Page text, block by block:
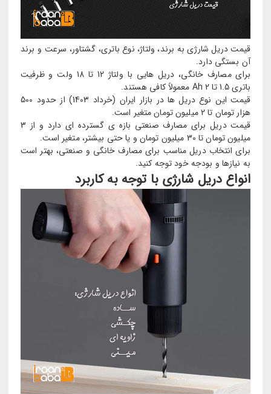
قیمت دریل شارژی به برند، ولتاژ، نوع باتری، گشتاور، سرعت و برند
آن بستگی دارد.
برای مصارف خانگی، دریل هایی با ولتاژ 12 تا 18 ولت و ظرفیت
باتری 1.5 تا 2 Ah معمولاً کافی هستند.
قیمت این نوع دریل ها در بازار ایران (خرداد 1403) از حدود 500
هزار تومان تا 2 میلیون تومان متغیر است.
قیمت دریل برای مصارف صنعتی بازه ی گسترده ای دارد و از 3
میلیون تومان تا 30 میلیون تومان و یا حتی بیشتر، متغیر است.
برای انتخاب دریل مناسب برای مصارف خانگی و صنعتی، بهتر است
به نیازها و بودجه خود توجه کنید.
انواع دریل شارژی با توجه به کاربرد